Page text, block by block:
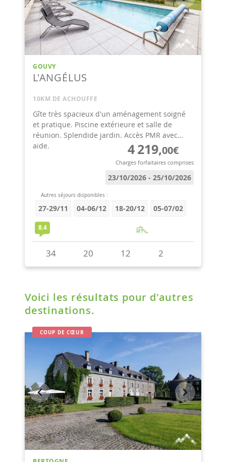
Voici les résultats pour d'autres
destinations.